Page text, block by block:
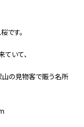
です。
いて、
山の見物客で賑う名所